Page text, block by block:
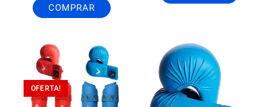
COMPRAR
OFERTA!